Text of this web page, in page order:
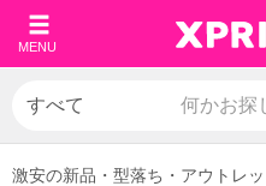
MENU
激安の新品・型落ち・アウトレ